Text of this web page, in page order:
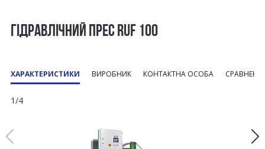
ГІДРАВЛІЧНИЙ ПРЕС RUF 100
ХАРАКТЕРИСТИКИ ВИРОБНИК КОНТАКТНА ОСОБА
1/4